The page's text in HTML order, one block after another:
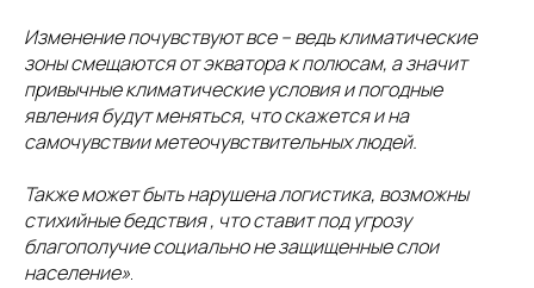
Изменение почувствуют все – ведь климатические
зоны смещаются от экватора к полюсам, а значит
привычные климатические условия и погодные
явления будут меняться, что скажется и на
самочувствии метеочувствительных людей.
Также может быть нарушена логистика, возможны
стихийные бедствия , что ставит под угрозу
благополучие социально не защищенные слои
население».